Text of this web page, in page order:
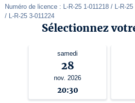
Numéro de licence : L-R-25 1-011218 / L-R-
/ L-R-25 3-011224
Sélectionnez
samedi
28
nov. 2026
20:30